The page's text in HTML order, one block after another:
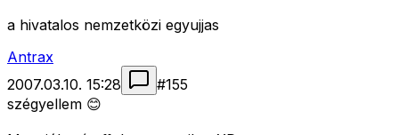
a hivatalos nemzetközi egyujjas
Antrax
2007.03.10. 15:28
#155
szégyellem 😊